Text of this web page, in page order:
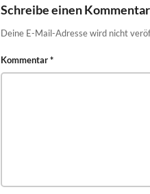
Schreibe einen Kommentar
Deine E-Mail-Adresse wird nicht
Kommentar*